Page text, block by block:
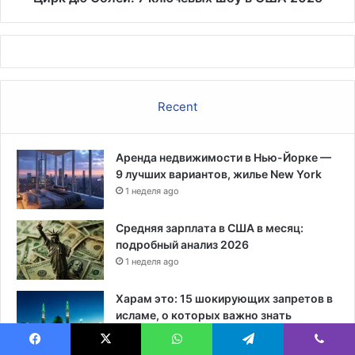
Recent
Аренда недвижимости в Нью-Йорке —
9 лучших вариантов, жилье New York
1 неделя ago
Средняя зарплата в США в месяц:
подробный анализ 2026
1 неделя ago
Харам это: 15 шокирующих запретов в
исламе, о которых важно знать
1 неделя ago